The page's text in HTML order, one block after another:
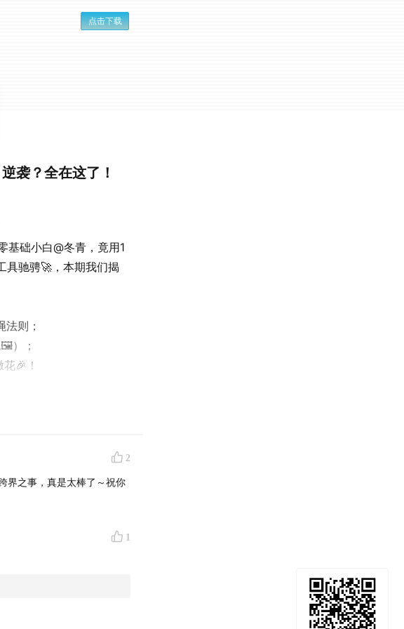
点击下载
袭？全在这了！
基础小白@冬青，竟用1
具驰骋🚀，本期我们揭
法则；
）；
🎉！
界
2
界之事，真是太棒了～祝你
1